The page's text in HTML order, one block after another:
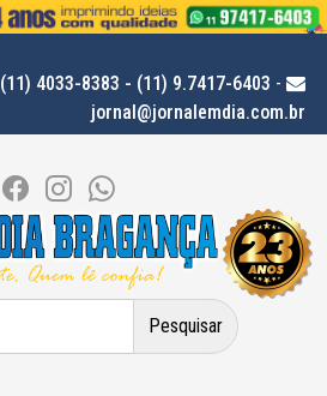
(11) 4033-8383 - (11) 9.7417-6403 -
jornal@jornalemdia.com.br